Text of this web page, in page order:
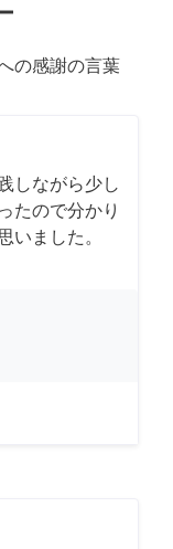
の感謝の言葉
しながら少し
たので分かり
いました。